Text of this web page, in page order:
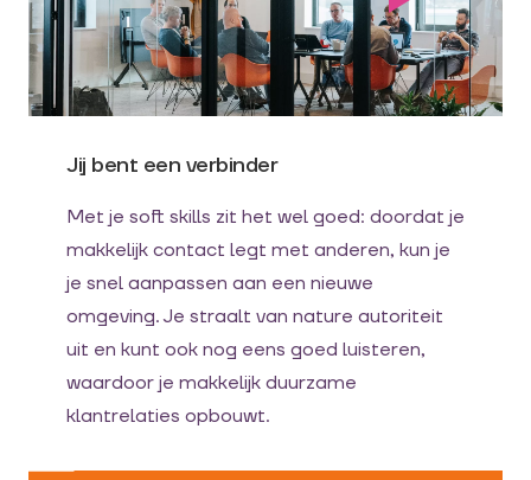
Jij bent een verbinder
Met je soft skills zit het wel goed: doordat je
makkelijk contact legt met anderen, kun je
je snel aanpassen aan een nieuwe
omgeving. Je straalt van nature autoriteit
uit en kunt ook nog eens goed luisteren,
waardoor je makkelijk duurzame
klantrelaties opbouwt.